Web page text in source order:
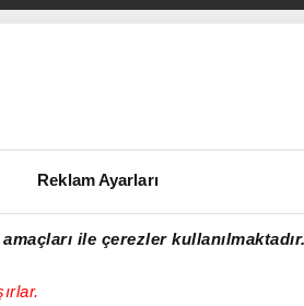
Reklam Ayarları
ile çerezler kullanılmaktadır.